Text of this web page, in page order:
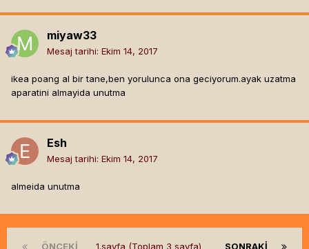
miyaw33
Mesaj tarihi: Ekim 14, 2017
ikea poang al bir tane,ben yorulunca ona geciyorum.ayak uzatma
aparatini almayida unutma
Esh
Mesaj tarihi: Ekim 14, 2017
almeida unutma
ÖNCEKI SONRAKI
1.sayfa (Toplam 3 sayfa)